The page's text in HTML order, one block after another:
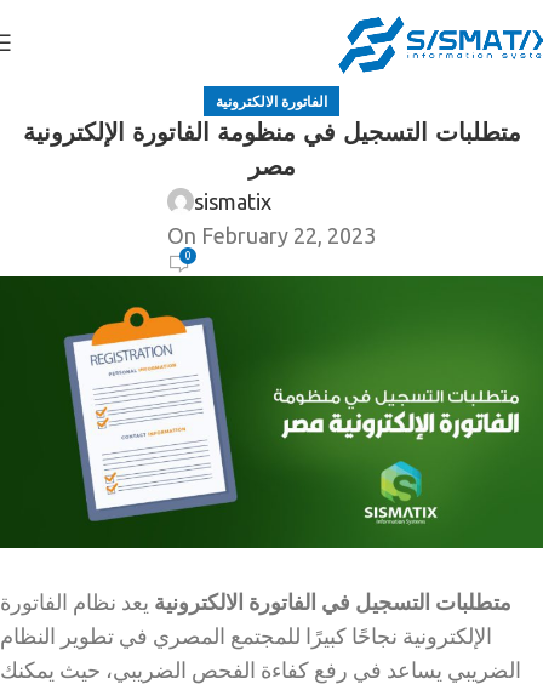
الفاتورة الالكترونية
متطلبات التسجيل في منظومة الفاتورة الإلكترونية
مصر
sismatix
On February 22, 2023
0
متطلبات التسجيل في الفاتورة الالكترونية يعد نظام الفاتورة
الإلكترونية نجاحًا كبيرًا للمجتمع المصري في تطوير النظام
الضريبي يساعد في رفع كفاءة الفحص الضريبي، حيث يمكنك